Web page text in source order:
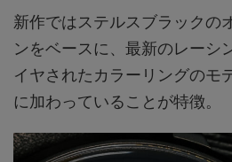
新作ではステルスブラックの
ンをベースに、最新のレーシ
イヤされたカラーリングのモ
に加わっていることが特徴。